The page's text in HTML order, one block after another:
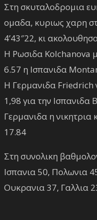
Στη σκυταλοδρομια
ομαδα, κυριως χαρη
4’43″22, κι
Η Ρωσιδα Kolchanova
6.57 η Ισπανιδα
Η Γερμανιδα Friedrich
1,98 για την Ισπανιδα
Γερμανιδα η
17.84
Στη συνολικη
Ισπανια 50, Πολωνια
Ουκρανια 37, Γαλλια